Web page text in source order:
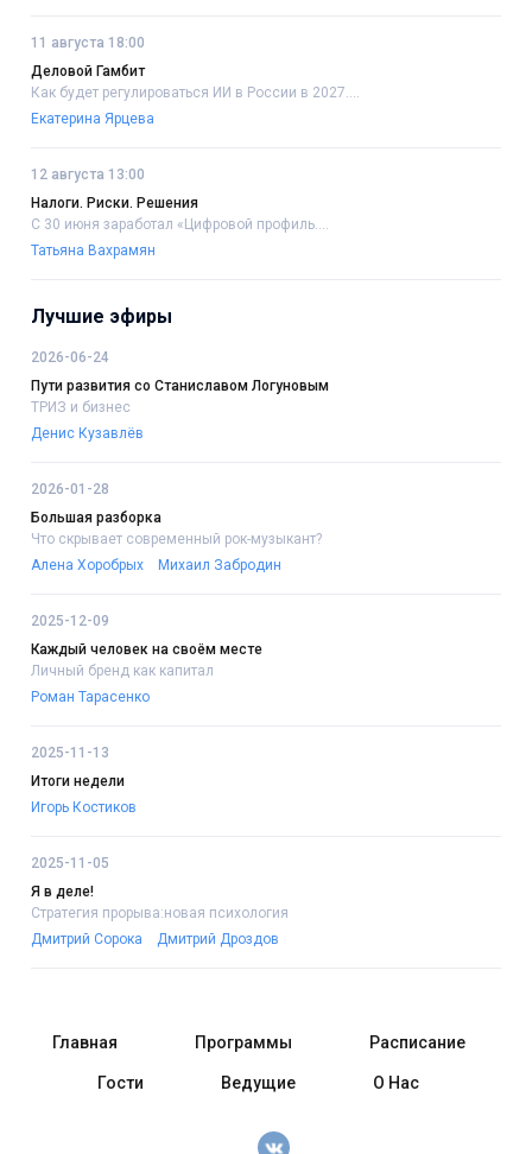
11 августа 18:00
Деловой Гамбит
Как будет регулироваться ИИ в России в 2027....
Екатерина Ярцева
12 августа 13:00
Налоги. Риски. Решения
С 30 июня заработал «Цифровой профиль....
Татьяна Вахрамян
Лучшие эфиры
2026-06-24
Пути развития со Станиславом Логуновым
ТРИЗ и бизнес
Денис Кузавлёв
2026-01-28
Большая разборка
Что скрывает современный рок-музыкант?
Алена Хоробрых
Михаил Забродин
2025-12-09
Каждый человек на своём месте
Личный бренд как капитал
Роман Тарасенко
2025-11-13
Итоги недели
Игорь Костиков
2025-11-05
Я в деле!
Стратегия прорыва:новая психология
Дмитрий Сорока
Дмитрий Дроздов
Главная Программы Расписание
Гости Ведущие О Нас